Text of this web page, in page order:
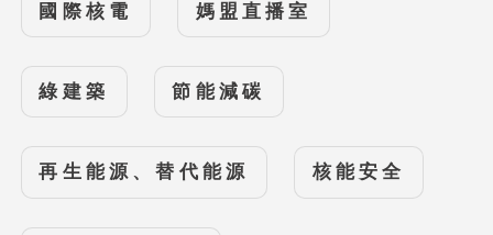
國際核電 媽盟直播室
綠建築 節能減碳
再生能源、替代能源 核能安全